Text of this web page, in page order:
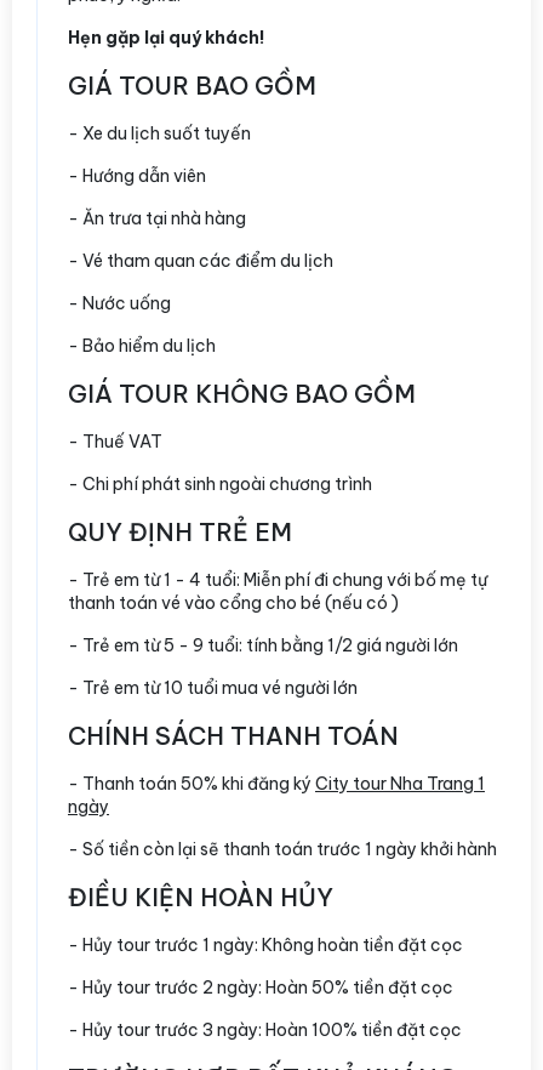
Hẹn gặp lại quý khách!
GIÁ TOUR BAO GỒM
- Xe du lịch suốt tuyến
- Hướng dẫn viên
- Ăn trưa tại nhà hàng
- Vé tham quan các điểm du lịch
- Nước uống
- Bảo hiểm du lịch
GIÁ TOUR KHÔNG BAO GỒM
- Thuế VAT
- Chi phí phát sinh ngoài chương trình
QUY ĐỊNH TRẺ EM
- Trẻ em từ 1 - 4 tuổi: Miễn phí đi chung với bố mẹ tự
thanh toán vé vào cổng cho bé (nếu có )
- Trẻ em từ 5 - 9 tuổi: tính bằng 1/2 giá người lớn
- Trẻ em từ 10 tuổi mua vé người lớn
CHÍNH SÁCH THANH TOÁN
- Thanh toán 50% khi đăng ký City tour Nha Trang 1
ngày
- Số tiền còn lại sẽ thanh toán trước 1 ngày khởi hành
ĐIỀU KIỆN HOÀN HỦY
- Hủy tour trước 1 ngày: Không hoàn tiền đặt cọc
- Hủy tour trước 2 ngày: Hoàn 50% tiền đặt cọc
- Hủy tour trước 3 ngày: Hoàn 100% tiền đặt cọc